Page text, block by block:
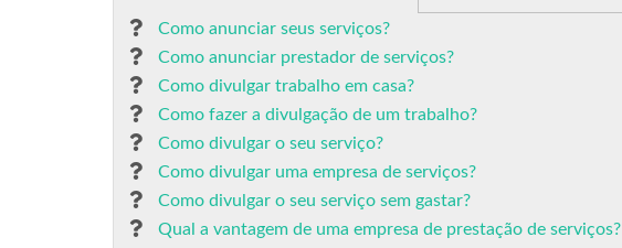
Como anunciar seus serviços?
Como anunciar prestador de serviços?
Como divulgar trabalho em casa?
Como fazer a divulgação de um trabalho?
Como divulgar o seu serviço?
Como divulgar uma empresa de serviços?
Como divulgar o seu serviço sem gastar?
Qual a vantagem de uma empresa de prestação de serviços?